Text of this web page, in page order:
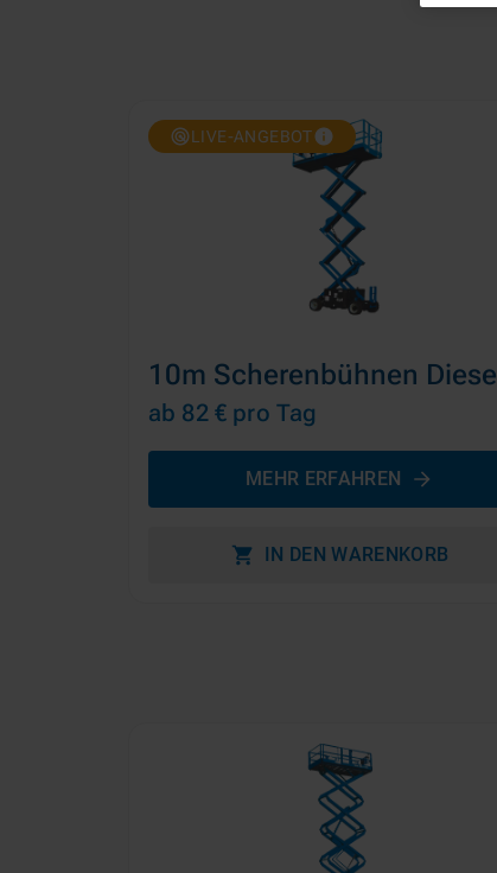
LIVE-ANGEBOT
10m Scherenbühnen Diesel
ab 82 € pro Tag
MEHR ERFAHREN
IN DEN WARENKORB